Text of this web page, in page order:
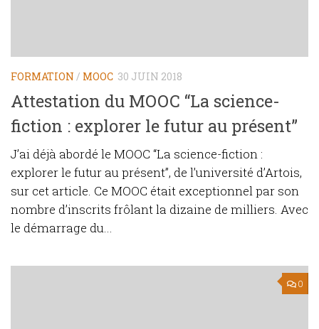
FORMATION / MOOC 30 JUIN 2018
Attestation du MOOC “La science-
fiction : explorer le futur au présent”
J’ai déjà abordé le MOOC “La science-fiction :
explorer le futur au présent”, de l’université d’Artois,
sur cet article. Ce MOOC était exceptionnel par son
nombre d’inscrits frôlant la dizaine de milliers. Avec
le démarrage du...
0